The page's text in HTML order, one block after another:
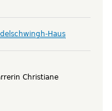
Haus
Christiane